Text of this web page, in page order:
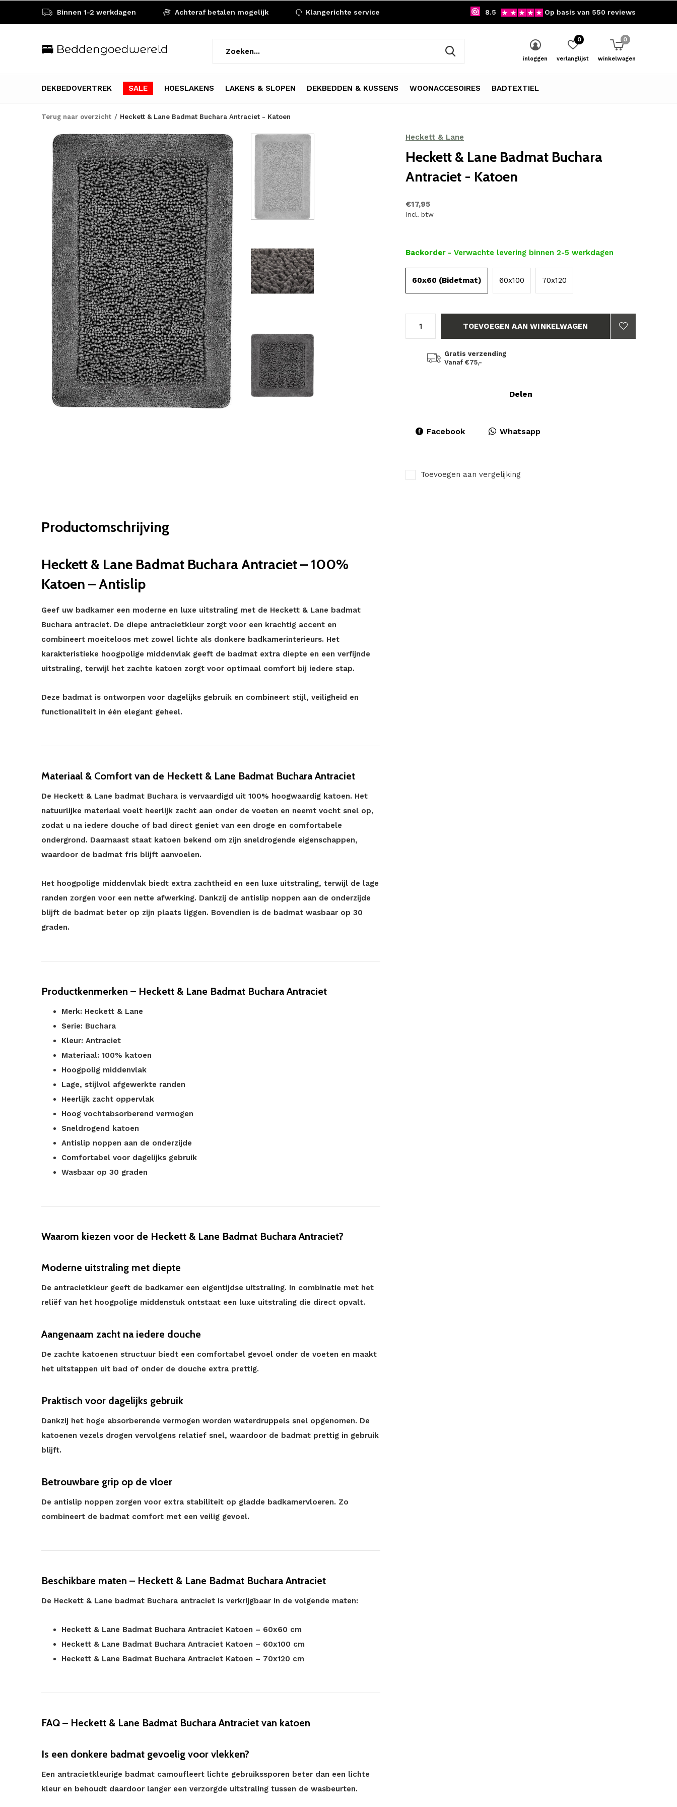
DEKBEDOVERTREK SALE HOESLAKENS LAKENS & SLOPEN DEKBEDDEN & KUSSENS WOONACCESOIRES BADTEXTIEL
inloggen verlanglijst
0
winkelwagen
0
Binnen 1-2 werkdagen Achteraf betalen mogelijk Klangerichte service 8.5 Op basis van 550 reviews
Terug naar overzicht Heckett & Lane Badmat Buchara Antraciet - Katoen
Heckett & Lane
Heckett & Lane Badmat Buchara
Antraciet - Katoen
€17,95
Incl. btw
Backorder - Verwachte levering binnen 2-5 werkdagen
60x60 (Bidetmat) 60x100 70x120
TOEVOEGEN AAN WINKELWAGEN
Gratis verzending
Vanaf €75,-
Delen
Facebook Whatsapp
Toevoegen aan vergelijking
Productomschrijving
Heckett & Lane Badmat Buchara Antraciet – 100%
Katoen – Antislip
Geef uw badkamer een moderne en luxe uitstraling met de Heckett & Lane badmat
Buchara antraciet. De diepe antracietkleur zorgt voor een krachtig accent en
combineert moeiteloos met zowel lichte als donkere badkamerinterieurs. Het
karakteristieke hoogpolige middenvlak geeft de badmat extra diepte en een verfijnde
uitstraling, terwijl het zachte katoen zorgt voor optimaal comfort bij iedere stap.
Deze badmat is ontworpen voor dagelijks gebruik en combineert stijl, veiligheid en
functionaliteit in één elegant geheel.
Materiaal & Comfort van de Heckett & Lane Badmat Buchara Antraciet
De Heckett & Lane badmat Buchara is vervaardigd uit 100% hoogwaardig katoen. Het
natuurlijke materiaal voelt heerlijk zacht aan onder de voeten en neemt vocht snel op,
zodat u na iedere douche of bad direct geniet van een droge en comfortabele
ondergrond. Daarnaast staat katoen bekend om zijn sneldrogende eigenschappen,
waardoor de badmat fris blijft aanvoelen.
Het hoogpolige middenvlak biedt extra zachtheid en een luxe uitstraling, terwijl de lage
randen zorgen voor een nette afwerking. Dankzij de antislip noppen aan de onderzijde
blijft de badmat beter op zijn plaats liggen. Bovendien is de badmat wasbaar op 30
graden.
Productkenmerken – Heckett & Lane Badmat Buchara Antraciet
Merk: Heckett & Lane
Serie: Buchara
Kleur: Antraciet
Materiaal: 100% katoen
Hoogpolig middenvlak
Lage, stijlvol afgewerkte randen
Heerlijk zacht oppervlak
Hoog vochtabsorberend vermogen
Sneldrogend katoen
Antislip noppen aan de onderzijde
Comfortabel voor dagelijks gebruik
Wasbaar op 30 graden
Waarom kiezen voor de Heckett & Lane Badmat Buchara Antraciet?
Moderne uitstraling met diepte
De antracietkleur geeft de badkamer een eigentijdse uitstraling. In combinatie met het
reliëf van het hoogpolige middenstuk ontstaat een luxe uitstraling die direct opvalt.
Aangenaam zacht na iedere douche
De zachte katoenen structuur biedt een comfortabel gevoel onder de voeten en maakt
het uitstappen uit bad of onder de douche extra prettig.
Praktisch voor dagelijks gebruik
Dankzij het hoge absorberende vermogen worden waterdruppels snel opgenomen. De
katoenen vezels drogen vervolgens relatief snel, waardoor de badmat prettig in gebruik
blijft.
Betrouwbare grip op de vloer
De antislip noppen zorgen voor extra stabiliteit op gladde badkamervloeren. Zo
combineert de badmat comfort met een veilig gevoel.
Beschikbare maten – Heckett & Lane Badmat Buchara Antraciet
De Heckett & Lane badmat Buchara antraciet is verkrijgbaar in de volgende maten:
Heckett & Lane Badmat Buchara Antraciet Katoen – 60x60 cm
Heckett & Lane Badmat Buchara Antraciet Katoen – 60x100 cm
Heckett & Lane Badmat Buchara Antraciet Katoen – 70x120 cm
FAQ – Heckett & Lane Badmat Buchara Antraciet van katoen
Is een donkere badmat gevoelig voor vlekken?
Een antracietkleurige badmat camoufleert lichte gebruikssporen beter dan een lichte
kleur en behoudt daardoor langer een verzorgde uitstraling tussen de wasbeurten.